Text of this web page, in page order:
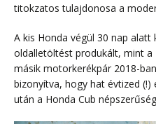
titokzatos tulajdonosa a
A kis Honda végül 30 nap
oldalletöltést produkált, mint a
másik motorkerékpár 2018-
bizonyítva, hogy hat évtized
után a Honda Cub